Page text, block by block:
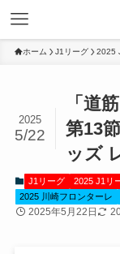
ホーム J1リーグ 2025
「道
第13
ッズ
2025
5/22
J1リーグ 2025 J1リ
2025 川崎フロンターレ
2025年5月22日